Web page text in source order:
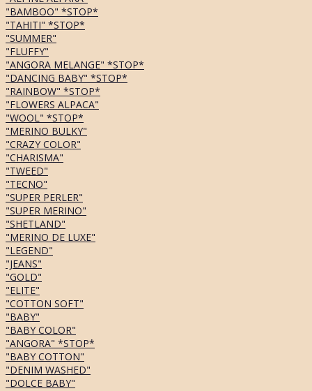
"BAMBOO" *STOP*
"TAHITI" *STOP*
"SUMMER"
"FLUFFY"
"ANGORA MELANGE" *STOP*
"DANCING BABY" *STOP*
"RAINBOW" *STOP*
"FLOWERS ALPACA"
"WOOL" *STOP*
"MERINO BULKY"
"CRAZY COLOR"
"CHARISMA"
"TWEED"
"TECNO"
"SUPER PERLER"
"SUPER MERINO"
"SHETLAND"
"MERINO DE LUXE"
"LEGEND"
"JEANS"
"GOLD"
"ELITE"
"COTTON SOFT"
"BABY"
"BABY COLOR"
"ANGORA" *STOP*
"BABY COTTON"
"DENIM WASHED"
"DOLCE BABY"